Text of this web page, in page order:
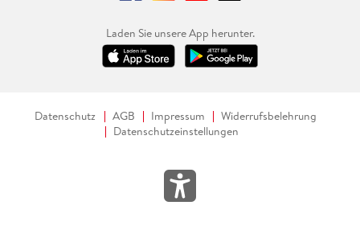
Laden Sie unsere App herunter.
Datenschutz AGB Impressum
Widerrufsbelehrung
Datenschutzeinstellungen